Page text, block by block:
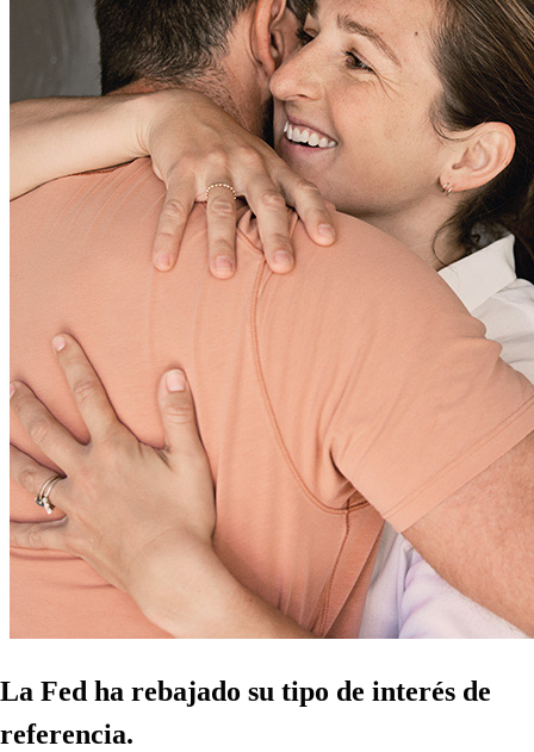
La Fed ha rebajado su tipo de interés de
referencia.